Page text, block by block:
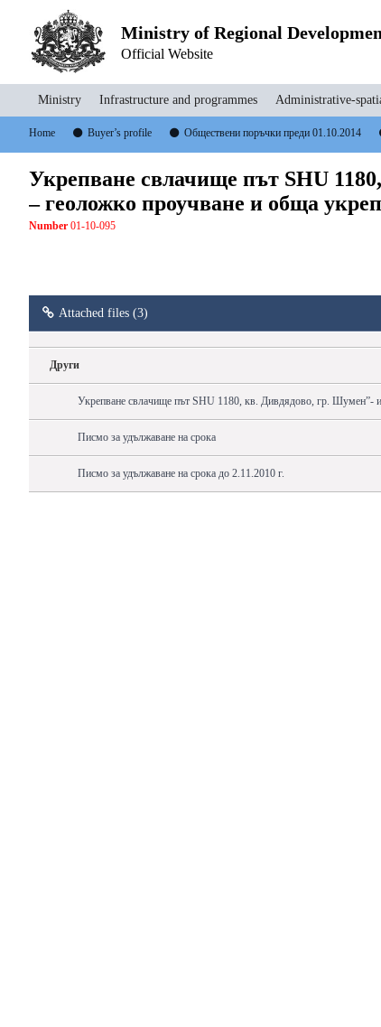
Ministry of Regional
Official Website
Ministry Infrastructure and programmes Administrative-
Home Buyer’s profile Обществени поръчки преди 01.10.2014
Укрепване свлачище път SHU
– геоложко проучване и обща
Number 01-10-095
Attached files (3)
Други
Укрепване свлачище път SHU 1180, кв. Дивдядово, гр. Шумен”-
Писмо за удължаване на срока
Писмо за удължаване на срока до 2.11.2010 г.